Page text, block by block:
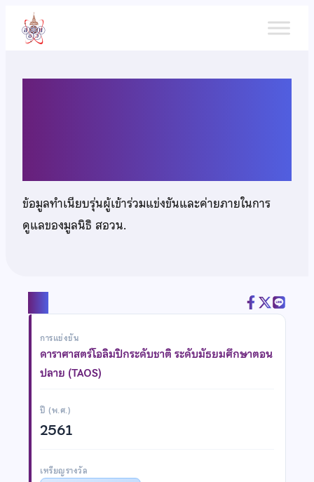
เนื้อหา
ข้อมูลทำเนียบรุ่นผู้เข้าร่วมแข่งขันและค่ายภายในการ
ดูแลของมูลนิธิ สอวน.
การแข่งขัน
ดาราศาสตร์โอลิมปิกระดับชาติ ระดับมัธยมศึกษาตอน
ปลาย (TAOS)
ปี (พ.ศ.)
2561
เหรียญรางวัล